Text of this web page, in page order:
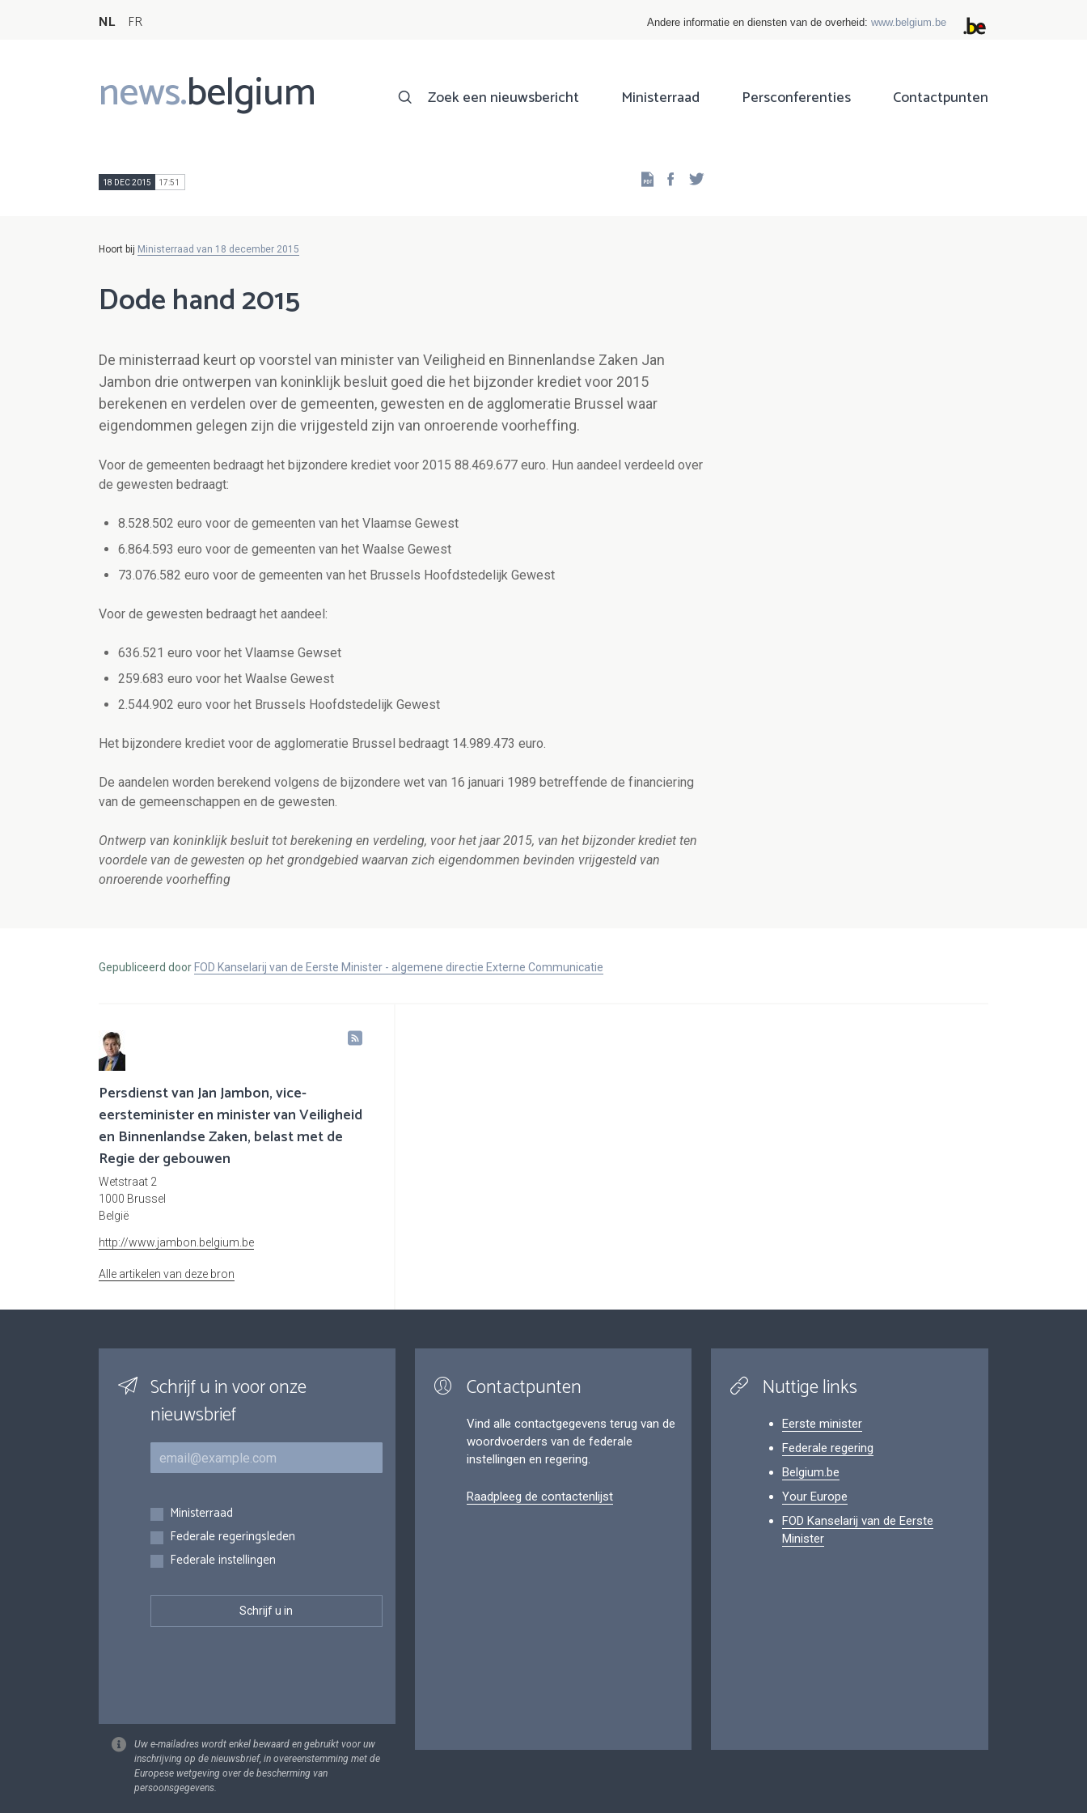
NL FR Andere informatie en diensten van de overheid: www.belgium.be
news.belgium
Main
navigation
Zoek een nieuwsbericht Ministerraad Persconferenties Contactpunten
18 DEC 2015 17:51 Facebook
Hoort bij Ministerraad van 18 december 2015
Dode hand 2015
De ministerraad keurt op voorstel van minister van Veiligheid en Binnenlandse Zaken Jan
Jambon drie ontwerpen van koninklijk besluit goed die het bijzonder krediet voor 2015
berekenen en verdelen over de gemeenten, gewesten en de agglomeratie Brussel waar
eigendommen gelegen zijn die vrijgesteld zijn van onroerende voorheffing.
Voor de gemeenten bedraagt het bijzondere krediet voor 2015 88.469.677 euro. Hun aandeel verdeeld over
de gewesten bedraagt:
8.528.502 euro voor de gemeenten van het Vlaamse Gewest
6.864.593 euro voor de gemeenten van het Waalse Gewest
73.076.582 euro voor de gemeenten van het Brussels Hoofdstedelijk Gewest
Voor de gewesten bedraagt het aandeel:
636.521 euro voor het Vlaamse Gewset
259.683 euro voor het Waalse Gewest
2.544.902 euro voor het Brussels Hoofdstedelijk Gewest
Het bijzondere krediet voor de agglomeratie Brussel bedraagt 14.989.473 euro.
De aandelen worden berekend volgens de bijzondere wet van 16 januari 1989 betreffende de financiering
van de gemeenschappen en de gewesten.
Ontwerp van koninklijk besluit tot berekening en verdeling, voor het jaar 2015, van het bijzonder krediet ten
voordele van de gewesten op het grondgebied waarvan zich eigendommen bevinden vrijgesteld van
onroerende voorheffing
Gepubliceerd door FOD Kanselarij van de Eerste Minister - algemene directie Externe Communicatie
Persdienst van Jan Jambon, vice-
eersteminister en minister van Veiligheid
en Binnenlandse Zaken, belast met de
Regie der gebouwen
Wetstraat 2
1000 Brussel
België
http://www.jambon.belgium.be
Alle artikelen van deze bron
Schrijf u in voor onze
nieuwsbrief
E-mail
Inschrijvingen
Ministerraad
Federale regeringsleden
Federale instellingen
Uw e-mailadres wordt enkel bewaard en gebruikt voor uw
inschrijving op de nieuwsbrief, in overeenstemming met de
Europese wetgeving over de bescherming van
persoonsgegevens.
Contactpunten
Vind alle contactgegevens terug van de
woordvoerders van de federale
instellingen en regering.
Raadpleeg de contactenlijst
Nuttige links
Eerste minister
Federale regering
Belgium.be
Your Europe
FOD Kanselarij van de Eerste
Minister